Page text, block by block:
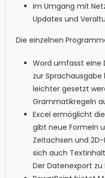
Im Umgang mit
Updates und
Die einzelnen
Word umfasst eine
zur
leichter gesetzt
Grammatikregeln
Excel ermöglicht
gibt neue Formeln
Zeitachsen und
sich auch
Der Datenexport zu